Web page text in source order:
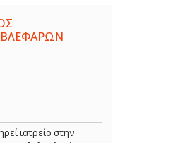
ΒΛΕΦΑΡΩΝ
ιατρείο στην